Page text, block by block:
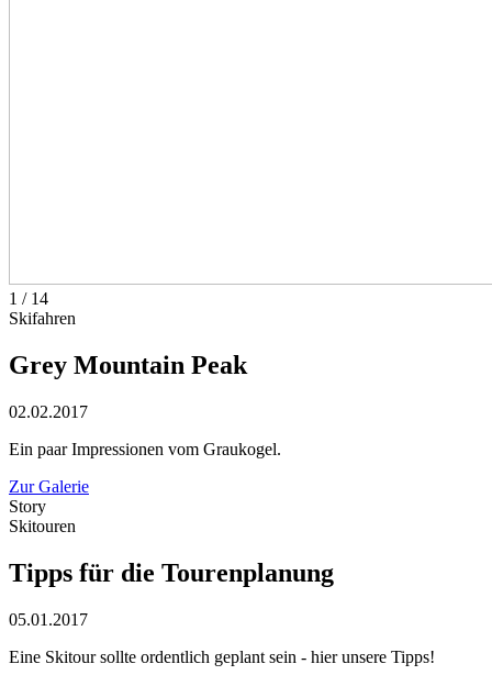
1 / 14
Skifahren
Grey Mountain Peak
02.02.2017
Ein paar Impressionen vom Graukogel.
Zur Galerie
Story
Skitouren
Tipps für die Tourenplanung
05.01.2017
Eine Skitour sollte ordentlich geplant sein - hier unsere Tipps!